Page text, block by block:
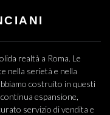
realtà a Roma. Le
nella serietà e nella
costruito in questi
espansione,
servizio di vendita e